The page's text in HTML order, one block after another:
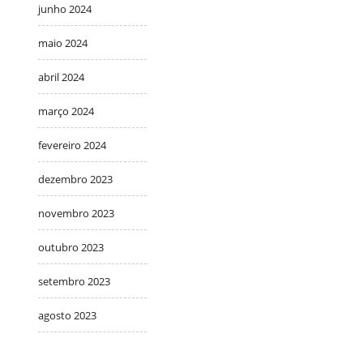
junho 2024
maio 2024
abril 2024
março 2024
fevereiro 2024
dezembro 2023
novembro 2023
outubro 2023
setembro 2023
agosto 2023